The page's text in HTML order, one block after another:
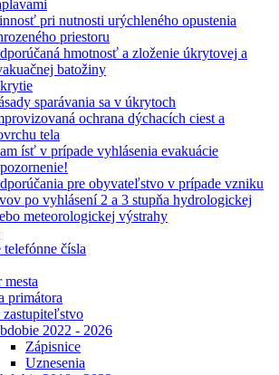
pri nutnosti urýchleného opustenia
priestoru
hmotnosť a zloženie úkrytovej a
batožiny
sparávania sa v úkrytoch
ochrana dýchacích ciest a
tela
ísť v prípade vyhlásenia evakuácie
pre obyvateľstvo v prípade vzniku
po vyhlásení 2 a 3 stupňa hydrologickej
meteorologickej výstrahy
čísla
mesta
primátora
zastupiteľstvo
2022 - 2026
Zápisnice
Uznesenia